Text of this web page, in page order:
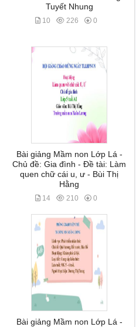
Tuyết Nhung
10 226 0
Bài giảng Mầm non Lớp Lá -
Chủ đề: Gia đình - Đề tài: Làm
quen chữ cái u, ư - Bùi Thị
Hằng
14 210 0
Bài giảng Mầm non Lớp Lá -